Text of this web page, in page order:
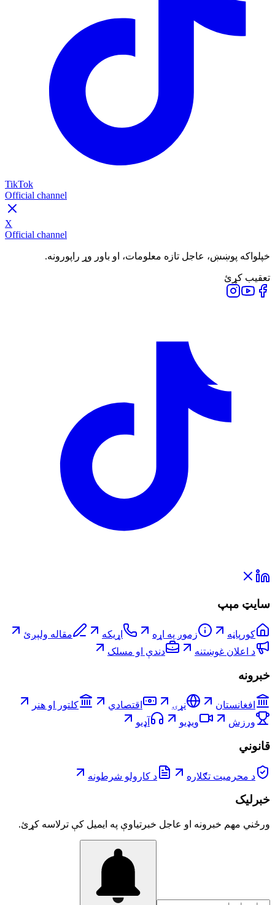
TikTok
Official channel
X
Official channel
خپلواکه پوښښ، عاجل تازه معلومات، او باور وړ راپورونه.
تعقیب کړئ
سایټ مېپ
کورپاڼه زموږ په اړه اړیکه
مقاله ولېږئ
د اعلان غوښتنه
دندې او مسلک
خبرونه
افغانستان نړۍ اقتصادي
کلتور او هنر
ورزش
ویډیو آډیو
قانوني
د محرمیت تګلاره د کارولو شرطونه
خبرلیک
ورځني مهم خبرونه او عاجل خبرتیاوې په ایمیل کې ترلاسه کړئ.